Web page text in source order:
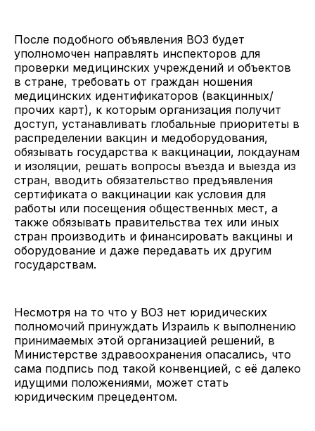
После подобного объявления ВОЗ будет
уполномочен направлять инспекторов для
проверки медицинских учреждений и объектов
в стране, требовать от граждан ношения
медицинских идентификаторов (вакцинных/
прочих карт), к которым организация получит
доступ, устанавливать глобальные приоритеты в
распределении вакцин и медоборудования,
обязывать государства к вакцинации, локдаунам
и изоляции, решать вопросы въезда и выезда из
стран, вводить обязательство предъявления
сертификата о вакцинации как условия для
работы или посещения общественных мест, а
также обязывать правительства тех или иных
стран производить и финансировать вакцины и
оборудование и даже передавать их другим
государствам.
Несмотря на то что у ВОЗ нет юридических
полномочий принуждать Израиль к выполнению
принимаемых этой организацией решений, в
Министерстве здравоохранения опасались, что
сама подпись под такой конвенцией, с её далеко
идущими положениями, может стать
юридическим прецедентом.